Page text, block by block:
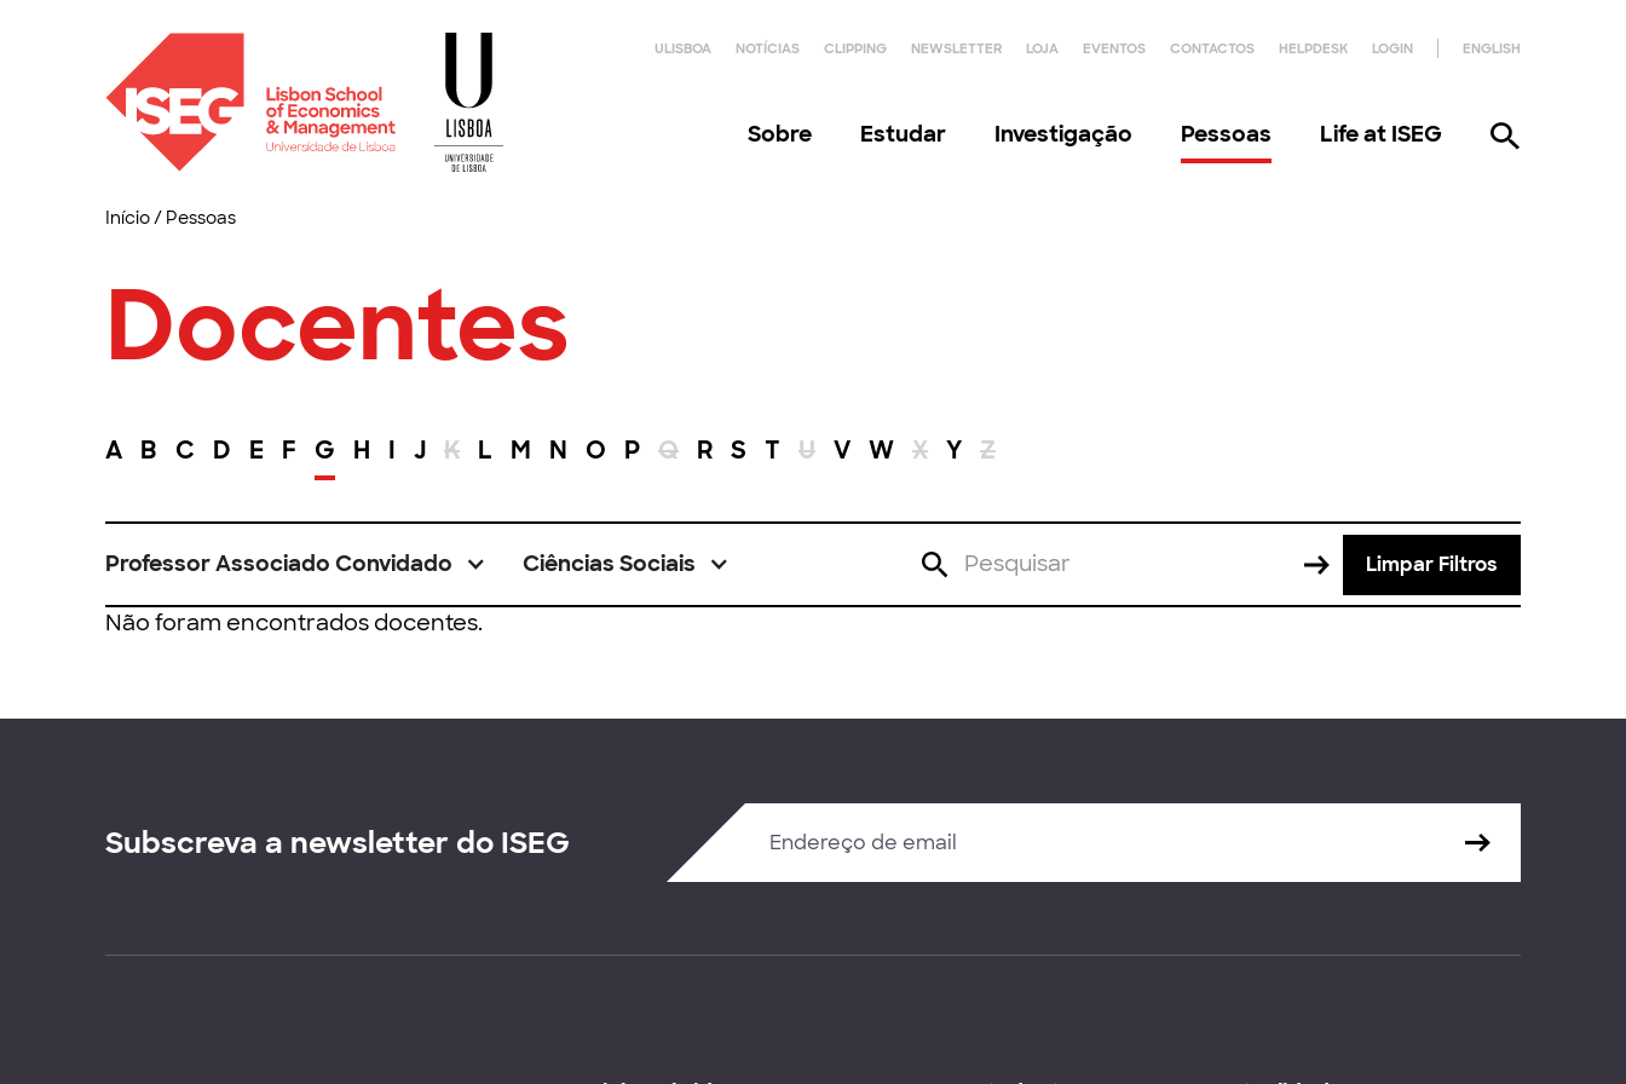
ULISBOA NOTÍCIAS CLIPPING NEWSLETTER LOJA EVENTOS CONTACTOS HELPDESK LOGIN ENGLISH
Sobre Estudar Investigação Pessoas Life at ISEG
Início/ Pessoas
Docentes
A B C D E F G H I J K L M N O P Q R S T U V W X Y Z
Professor Associado Convidado Ciências Sociais Limpar Filtros
Não foram encontrados docentes.
Subscreva a newsletter do ISEG